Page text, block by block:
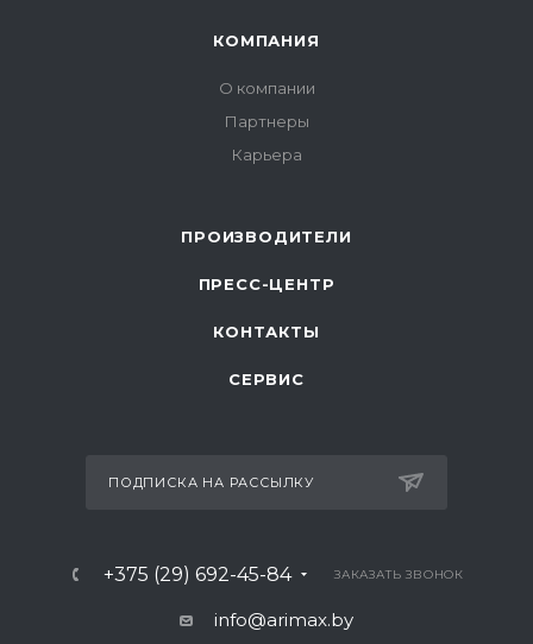
КОМПАНИЯ
О компании
Партнеры
Карьера
ПРОИЗВОДИТЕЛИ
ПРЕСС-ЦЕНТР
КОНТАКТЫ
СЕРВИС
ПОДПИСКА НА РАССЫЛКУ
+375 (29) 692-45-84 ЗАКАЗАТЬ ЗВОНОК
info@arimax.by